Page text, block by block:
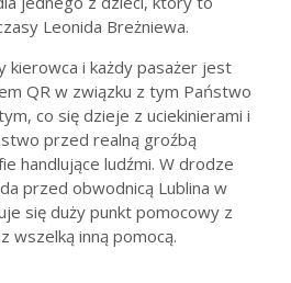
Leonida Breżniewa.
kierowca i każdy pasażer jest
QR w związku z tym Państwo
co się dzieje z uciekinierami i
przed realną groźbą
handlujące ludźmi. W drodze
przed obwodnicą Lublina w
się duży punkt pomocowy z
wszelką inną pomocą.